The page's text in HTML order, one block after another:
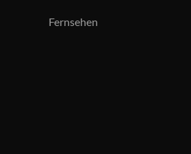
Fernsehen